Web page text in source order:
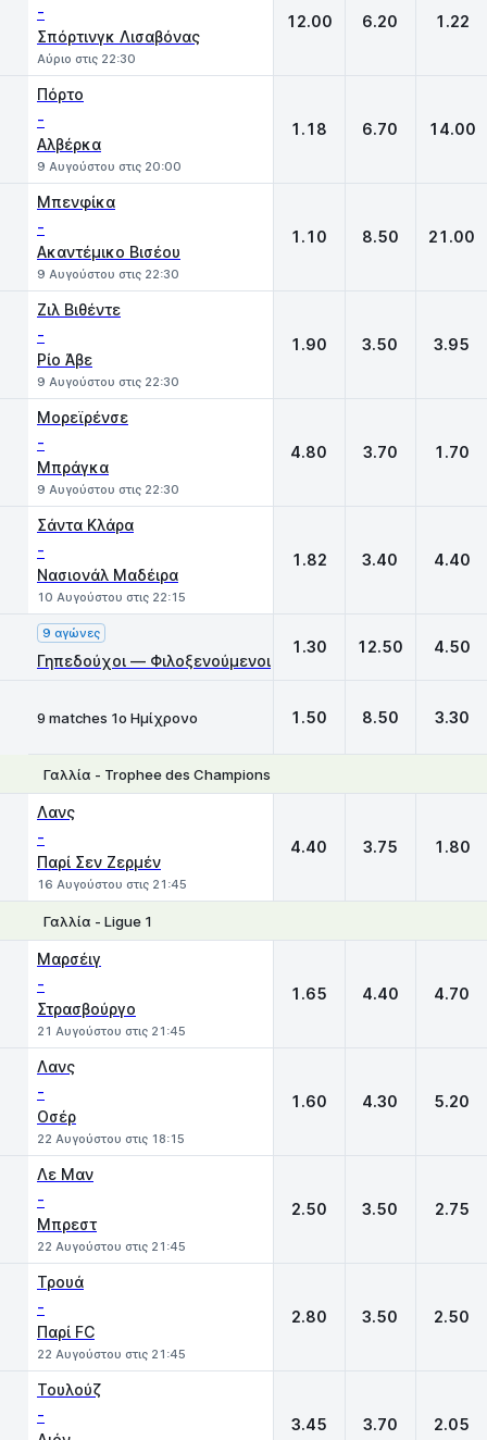
-
Σπόρτινγκ Λισαβόνας
Αύριο στις 22:30
12.00 6.20 1.22
Πόρτο
-
Αλβέρκα
9 Αυγούστου στις 20:00
1.18 6.70 14.00
Μπενφίκα
-
Ακαντέμικο Βισέου
9 Αυγούστου στις 22:30
1.10 8.50 21.00
Ζιλ Βιθέντε
-
Ρίο Άβε
9 Αυγούστου στις 22:30
1.90 3.50 3.95
Μορεϊρένσε
-
Μπράγκα
9 Αυγούστου στις 22:30
4.80 3.70 1.70
Σάντα Κλάρα
-
Νασιονάλ Μαδέιρα
10 Αυγούστου στις 22:15
1.82 3.40 4.40
9 αγώνες
Γηπεδούχοι — Φιλοξενούμενοι
1.30 12.50 4.50
9 matches 1ο Ημίχρονο 1.50 8.50 3.30
Γαλλία - Trophee des Champions
Λανς
-
Παρί Σεν Ζερμέν
16 Αυγούστου στις 21:45
4.40 3.75 1.80
Γαλλία - Ligue 1
Μαρσέιγ
-
Στρασβούργο
21 Αυγούστου στις 21:45
1.65 4.40 4.70
Λανς
-
Οσέρ
22 Αυγούστου στις 18:15
1.60 4.30 5.20
Λε Μαν
-
Μπρεστ
22 Αυγούστου στις 21:45
2.50 3.50 2.75
Τρουά
-
Παρί FC
22 Αυγούστου στις 21:45
2.80 3.50 2.50
Τουλούζ
- 3.45 3.70 2.05